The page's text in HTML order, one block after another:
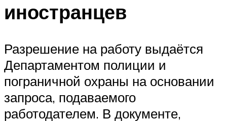
иностранцев
Разрешение на работу выдаётся
Департаментом полиции и
пограничной охраны на основании
запроса, подаваемого
работодателем. В документе,